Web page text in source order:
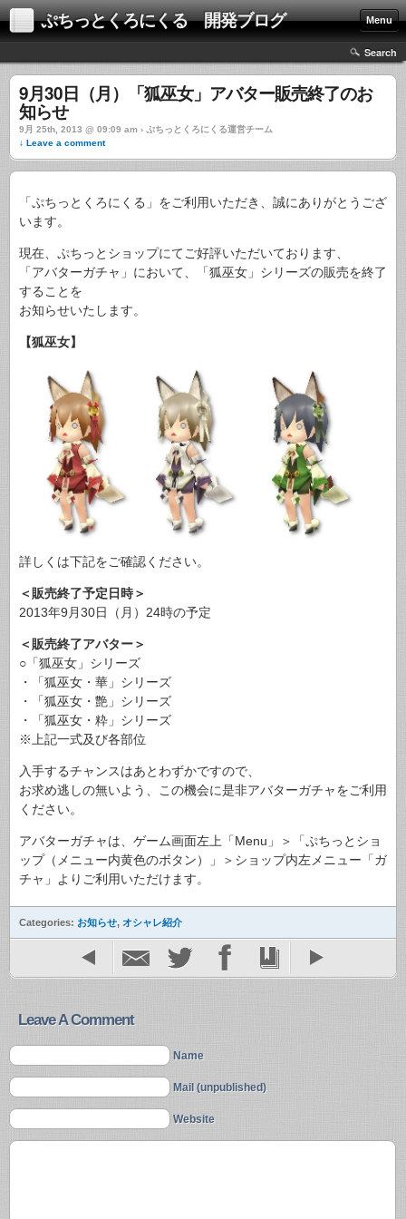
ぷちっとくろにくる 開発ブログ Menu
Search
9月30日（月）「狐巫女」アバター販売終了のお
知らせ
9月 25th, 2013 @ 09:09 am › ぷちっとくろにくる運営チーム
↓ Leave a comment
「ぷちっとくろにくる」をご利用いただき、誠にありがとうござ
います。
現在、ぷちっとショップにてご好評いただいております、
「アバターガチャ」において、「狐巫女」シリーズの販売を終了
することを
お知らせいたします。
【狐巫女】
詳しくは下記をご確認ください。
＜販売終了予定日時＞
2013年9月30日（月）24時の予定
＜販売終了アバター＞
○「狐巫女」シリーズ
・「狐巫女・華」シリーズ
・「狐巫女・艶」シリーズ
・「狐巫女・粋」シリーズ
※上記一式及び各部位
入手するチャンスはあとわずかですので、
お求め逃しの無いよう、この機会に是非アバターガチャをご利用
ください。
アバターガチャは、ゲーム画面左上「Menu」＞「ぷちっとショ
ップ（メニュー内黄色のボタン）」＞ショップ内左メニュー「ガ
チャ」よりご利用いただけます。
Categories: お知らせ, オシャレ紹介
Leave A Comment
Name
Mail (unpublished)
Website